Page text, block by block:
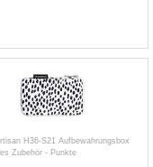
H36-S21 Aufbewahrungsbox
Zubehör - Punkte